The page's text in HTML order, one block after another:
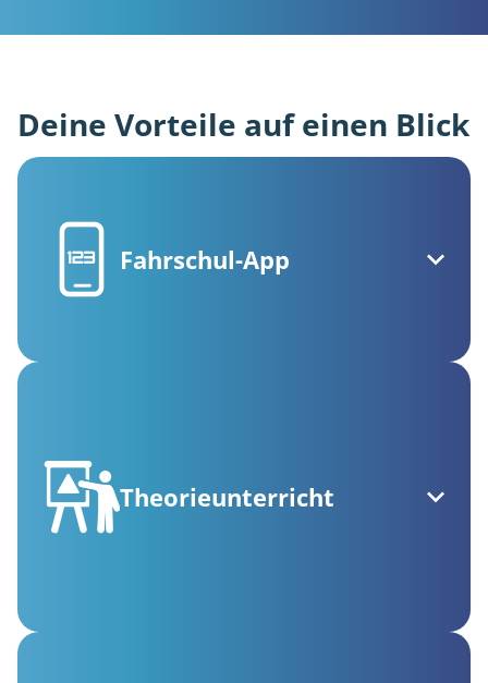
Deine Vorteile auf einen Blick
Fahrschul-App
Theorieunterricht